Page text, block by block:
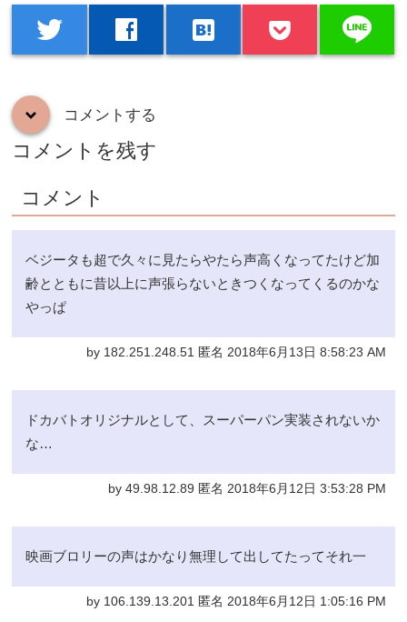
twitter facebook hatenabookmark line
down コメントする
コメントを残す
コメント
ベジータも超で久々に見たらやたら声高くなってたけど加
齢とともに昔以上に声張らないときつくなってくるのかな
やっぱ
by 182.251.248.51 匿名 2018年6月13日 8:58:23 AM
ドカバトオリジナルとして、スーパーパン実装されないか
な…
by 49.98.12.89 匿名 2018年6月12日 3:53:28 PM
映画ブロリーの声はかなり無理して出してたってそれ一
by 106.139.13.201 匿名 2018年6月12日 1:05:16 PM